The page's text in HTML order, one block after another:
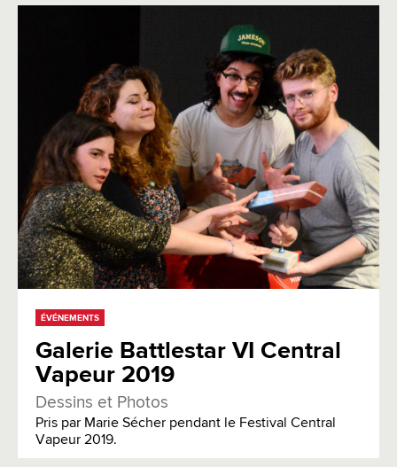
ÉVÉNEMENTS
Galerie Battlestar VI Central
Vapeur 2019
Dessins et Photos
Pris par Marie Sécher pendant le Festival Central
Vapeur 2019.